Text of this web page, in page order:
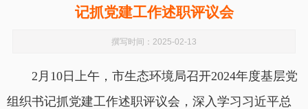
记抓党建工作述职评议会
撰写时间：2025-02-13
2月10日上午，市生态环境局召开2024年度基层党
组织书记抓党建工作述职评议会，深入学习习近平总